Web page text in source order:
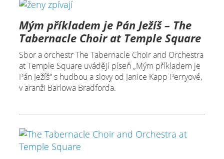
Mým příkladem je Pán Ježíš – The
Tabernacle Choir at Temple Square
Sbor a orchestr The Tabernacle Choir and Orchestra
at Temple Square uvádějí píseň „Mým příkladem je
Pán Ježíš“ s hudbou a slovy od Janice Kapp Perryové,
v aranži Barlowa Bradforda.